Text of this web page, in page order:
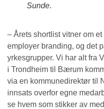
Sunde.
– Årets shortlist vitner om
employer branding, og det
yrkesgrupper. Vi har alt fra
i Trondheim til Bærum
via en kommunedirektør til
innsats overfor egne
se hvem som stikker av